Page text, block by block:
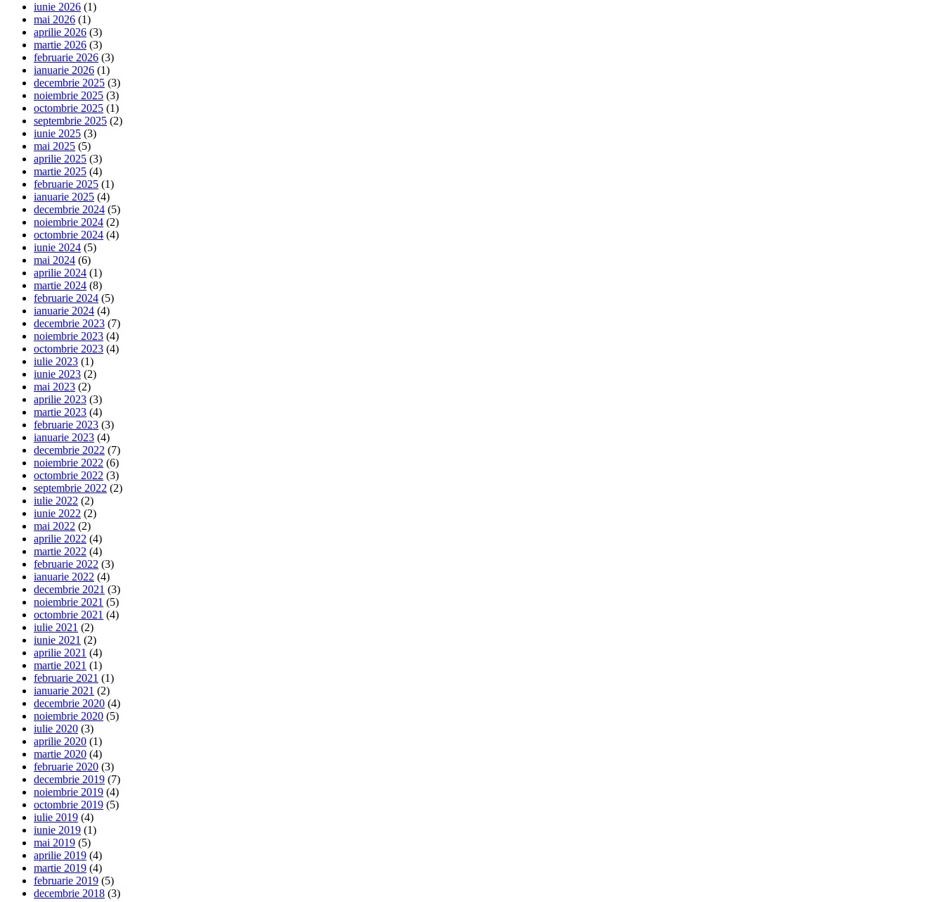
iunie 2026 (1)
mai 2026 (1)
aprilie 2026 (3)
martie 2026 (3)
februarie 2026 (3)
ianuarie 2026 (1)
decembrie 2025 (3)
noiembrie 2025 (3)
octombrie 2025 (1)
septembrie 2025 (2)
iunie 2025 (3)
mai 2025 (5)
aprilie 2025 (3)
martie 2025 (4)
februarie 2025 (1)
ianuarie 2025 (4)
decembrie 2024 (5)
noiembrie 2024 (2)
octombrie 2024 (4)
iunie 2024 (5)
mai 2024 (6)
aprilie 2024 (1)
martie 2024 (8)
februarie 2024 (5)
ianuarie 2024 (4)
decembrie 2023 (7)
noiembrie 2023 (4)
octombrie 2023 (4)
iulie 2023 (1)
iunie 2023 (2)
mai 2023 (2)
aprilie 2023 (3)
martie 2023 (4)
februarie 2023 (3)
ianuarie 2023 (4)
decembrie 2022 (7)
noiembrie 2022 (6)
octombrie 2022 (3)
septembrie 2022 (2)
iulie 2022 (2)
iunie 2022 (2)
mai 2022 (2)
aprilie 2022 (4)
martie 2022 (4)
februarie 2022 (3)
ianuarie 2022 (4)
decembrie 2021 (3)
noiembrie 2021 (5)
octombrie 2021 (4)
iulie 2021 (2)
iunie 2021 (2)
aprilie 2021 (4)
martie 2021 (1)
februarie 2021 (1)
ianuarie 2021 (2)
decembrie 2020 (4)
noiembrie 2020 (5)
iulie 2020 (3)
aprilie 2020 (1)
martie 2020 (4)
februarie 2020 (3)
decembrie 2019 (7)
noiembrie 2019 (4)
octombrie 2019 (5)
iulie 2019 (4)
iunie 2019 (1)
mai 2019 (5)
aprilie 2019 (4)
martie 2019 (4)
februarie 2019 (5)
decembrie 2018 (3)